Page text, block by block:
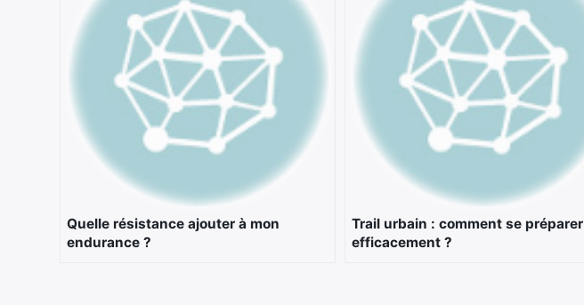
Quelle résistance ajouter à mon
endurance ?
Trail urbain : comment se préparer
efficacement ?